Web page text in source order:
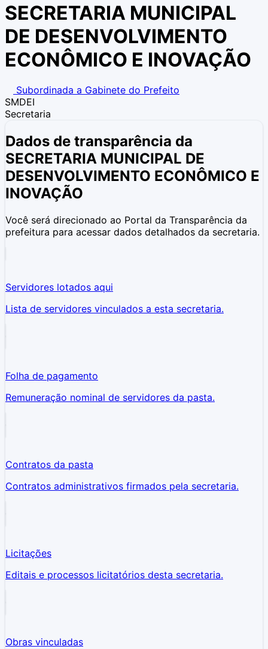
SECRETARIA MUNICIPAL
DE DESENVOLVIMENTO
ECONÔMICO E INOVAÇÃO
Subordinada a Gabinete do Prefeito
SMDEI
Secretaria
Dados de transparência da
SECRETARIA MUNICIPAL DE
DESENVOLVIMENTO ECONÔMICO E
INOVAÇÃO
Você será direcionado ao Portal da Transparência da
prefeitura para acessar dados detalhados da secretaria.
Servidores lotados aqui
Lista de servidores vinculados a esta secretaria.
Folha de pagamento
Remuneração nominal de servidores da pasta.
Contratos da pasta
Contratos administrativos firmados pela secretaria.
Licitações
Editais e processos licitatórios desta secretaria.
Obras vinculadas